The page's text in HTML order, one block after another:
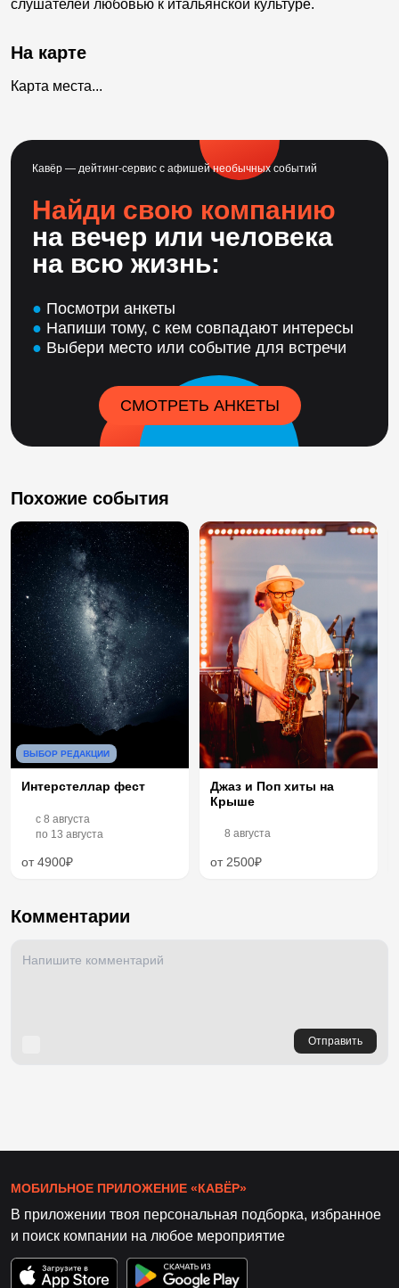
слушателей любовью к итальянской культуре.
На карте
Карта места...
Кавёр — дейтинг-сервис с афишей необычных событий
Найди свою компанию
на вечер или человека
на всю жизнь:
● Посмотри анкеты
● Напиши тому, с кем совпадают интересы
● Выбери место или событие для встречи
СМОТРЕТЬ АНКЕТЫ
Похожие события
ВЫБОР РЕДАКЦИИ
Интерстеллар фест
c 8 августа
по 13 августа
от 4900₽
Джаз и Поп хиты на
Крыше
8 августа
от 2500₽
Комментарии
Отправить
МОБИЛЬНОЕ ПРИЛОЖЕНИЕ «КАВЁР»
В приложении твоя персональная подборка, избранное
и поиск компании на любое мероприятие